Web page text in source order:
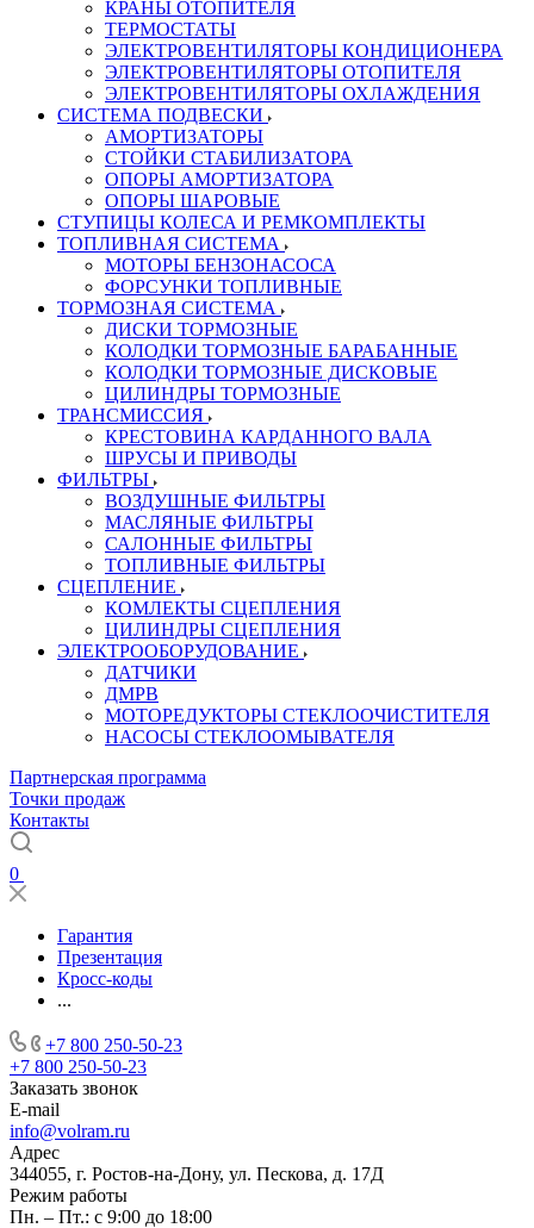
КРАНЫ ОТОПИТЕЛЯ
ТЕРМОСТАТЫ
ЭЛЕКТРОВЕНТИЛЯТОРЫ КОНДИЦИОНЕРА
ЭЛЕКТРОВЕНТИЛЯТОРЫ ОТОПИТЕЛЯ
ЭЛЕКТРОВЕНТИЛЯТОРЫ ОХЛАЖДЕНИЯ
СИСТЕМА ПОДВЕСКИ
АМОРТИЗАТОРЫ
СТОЙКИ СТАБИЛИЗАТОРА
ОПОРЫ АМОРТИЗАТОРА
ОПОРЫ ШАРОВЫЕ
СТУПИЦЫ КОЛЕСА И РЕМКОМПЛЕКТЫ
ТОПЛИВНАЯ СИСТЕМА
МОТОРЫ БЕНЗОНАСОСА
ФОРСУНКИ ТОПЛИВНЫЕ
ТОРМОЗНАЯ СИСТЕМА
ДИСКИ ТОРМОЗНЫЕ
КОЛОДКИ ТОРМОЗНЫЕ БАРАБАННЫЕ
КОЛОДКИ ТОРМОЗНЫЕ ДИСКОВЫЕ
ЦИЛИНДРЫ ТОРМОЗНЫЕ
ТРАНСМИССИЯ
КРЕСТОВИНА КАРДАННОГО ВАЛА
ШРУСЫ И ПРИВОДЫ
ФИЛЬТРЫ
ВОЗДУШНЫЕ ФИЛЬТРЫ
МАСЛЯНЫЕ ФИЛЬТРЫ
САЛОННЫЕ ФИЛЬТРЫ
ТОПЛИВНЫЕ ФИЛЬТРЫ
СЦЕПЛЕНИЕ
КОМЛЕКТЫ СЦЕПЛЕНИЯ
ЦИЛИНДРЫ СЦЕПЛЕНИЯ
ЭЛЕКТРООБОРУДОВАНИЕ
ДАТЧИКИ
ДМРВ
МОТОРЕДУКТОРЫ СТЕКЛООЧИСТИТЕЛЯ
НАСОСЫ СТЕКЛООМЫВАТЕЛЯ
Партнерская программа
Точки продаж
Контакты
0
Гарантия
Презентация
Кросс-коды
...
+7 800 250-50-23
+7 800 250-50-23
Заказать звонок
E-mail
info@volram.ru
Адрес
344055, г. Ростов-на-Дону, ул. Пескова, д. 17Д
Режим работы
Пн. – Пт.: с 9:00 до 18:00